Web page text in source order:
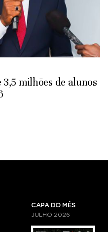
milhões de alunos
CAPA DO MÊS
JULHO 2026